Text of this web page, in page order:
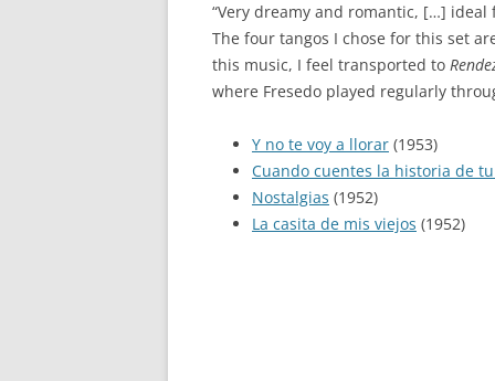
“Very dreamy and romantic, […]
The four tangos I chose for this set
this music, I feel transported to
where Fresedo played regularly
Y no te voy a llorar (1953)
Cuando cuentes la historia de
Nostalgias (1952)
La casita de mis viejos (1952)